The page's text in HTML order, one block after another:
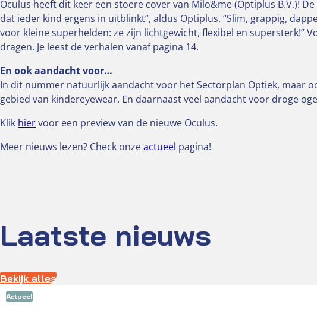
Oculus heeft dit keer een stoere cover van Milo&me(Optiplus B.V.)!
dat ieder kind ergens in uitblinkt”, aldus Optiplus. “Slim, grappig,
voor kleine superhelden: ze zijn lichtgewicht, flexibel en supersterk!”
dragen. Je leest de verhalen vanaf pagina 14.
En ook aandacht voor…
In dit nummer natuurlijk aandacht voor het Sectorplan Optiek, maar
gebied van kindereyewear. En daarnaast veel aandacht voor droge
Klik hiervoor een preview van de nieuwe Oculus.
Meer nieuws lezen? Check onzeactueel pagina!
Laatste nieuws
Bekijk alles
Actueel